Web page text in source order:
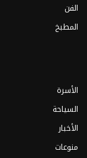
الفن
المطبخ
الأسرة
السياحة
الأخبار
منوعات